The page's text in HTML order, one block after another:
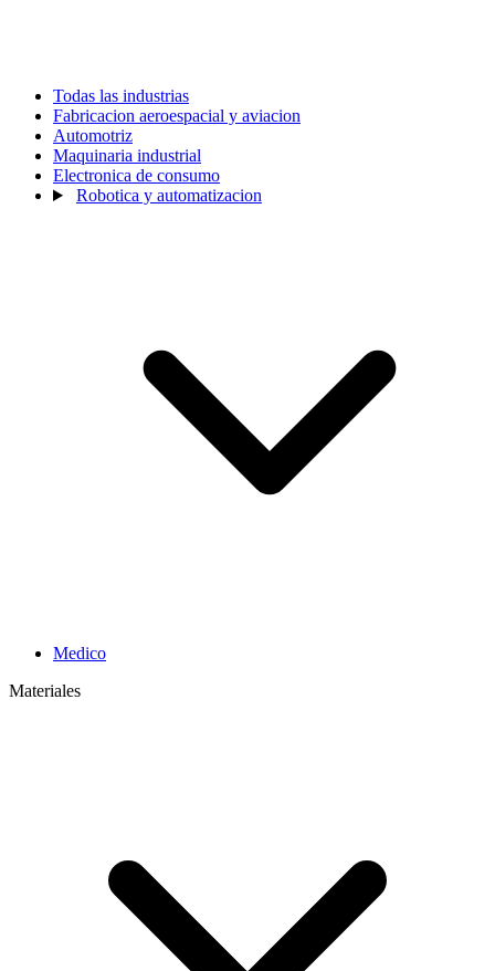
Todas las industrias
Fabricacion aeroespacial y aviacion
Automotriz
Maquinaria industrial
Electronica de consumo
Robotica y automatizacion
Medico
Materiales